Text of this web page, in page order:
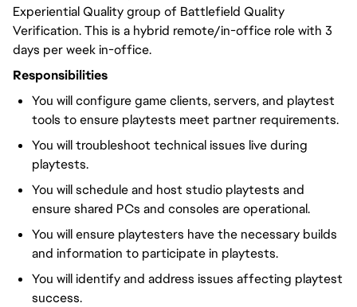
Experiential Quality group of Battlefield Quality
Verification. This is a hybrid remote/in-office role with 3
days per week in-office.
Responsibilities
You will configure game clients, servers, and playtest
tools to ensure playtests meet partner requirements.
You will troubleshoot technical issues live during
playtests.
You will schedule and host studio playtests and
ensure shared PCs and consoles are operational.
You will ensure playtesters have the necessary builds
and information to participate in playtests.
You will identify and address issues affecting playtest
success.